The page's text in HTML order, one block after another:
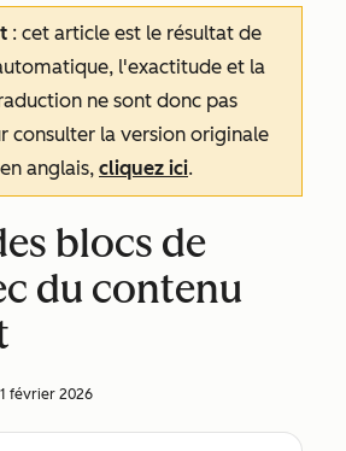
: cet article est le résultat de
l'exactitude et la
ne sont donc pas
consulter la version originale
anglais, cliquez ici.
blocs de
du contenu
février 2026